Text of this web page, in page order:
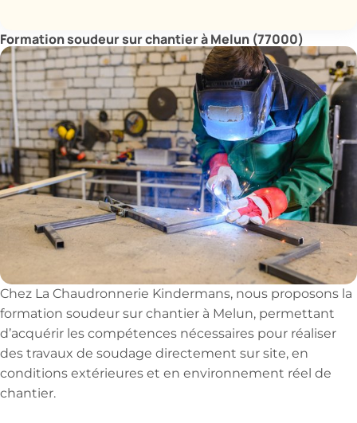
Formation soudeur sur chantier à Melun (77000)
Chez La Chaudronnerie Kindermans, nous proposons la
formation soudeur sur chantier à Melun, permettant
d’acquérir les compétences nécessaires pour réaliser
des travaux de soudage directement sur site, en
conditions extérieures et en environnement réel de
chantier.